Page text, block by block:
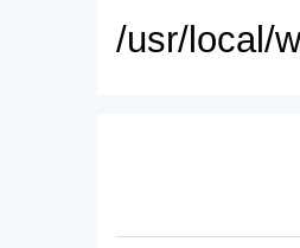
/usr/local/